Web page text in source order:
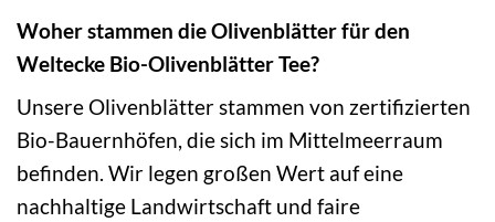
Woher stammen die Olivenblätter für den
Weltecke Bio-Olivenblätter Tee?
Unsere Olivenblätter stammen von zertifizierten
Bio-Bauernhöfen, die sich im Mittelmeerraum
befinden. Wir legen großen Wert auf eine
nachhaltige Landwirtschaft und faire